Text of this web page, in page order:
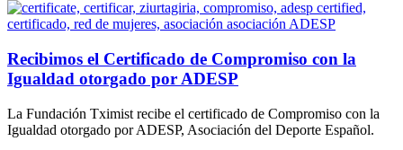
Recibimos el Certificado de Compromiso con la
Igualdad otorgado por ADESP
La Fundación Tximist recibe el certificado de Compromiso con la
Igualdad otorgado por ADESP, Asociación del Deporte Español.